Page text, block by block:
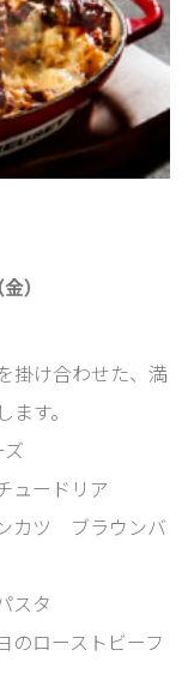
）
掛け合わせた、満
す。
ュードリア
カツ ブラウンバ
スタ
のローストビーフ